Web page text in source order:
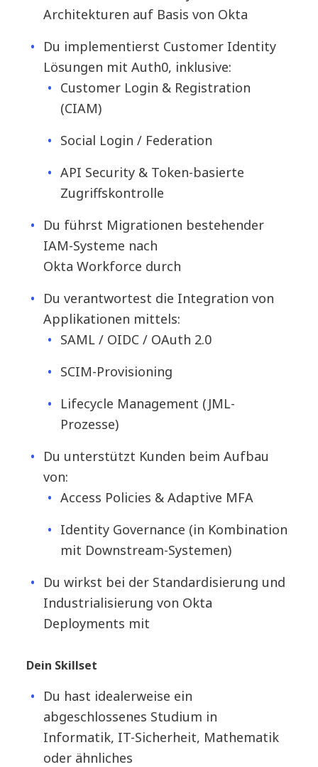
Architekturen auf Basis von Okta
Du implementierst Customer Identity
Lösungen mit Auth0, inklusive:
Customer Login & Registration
(CIAM)
Social Login / Federation
API Security & Token-basierte
Zugriffskontrolle
Du führst Migrationen bestehender
IAM-Systeme nach
Okta Workforce durch
Du verantwortest die Integration von
Applikationen mittels:
SAML / OIDC / OAuth 2.0
SCIM-Provisioning
Lifecycle Management (JML-
Prozesse)
Du unterstützt Kunden beim Aufbau
von:
Access Policies & Adaptive MFA
Identity Governance (in Kombination
mit Downstream-Systemen)
Du wirkst bei der Standardisierung und
Industrialisierung von Okta
Deployments mit
Dein Skillset
Du hast idealerweise ein
abgeschlossenes Studium in
Informatik, IT-Sicherheit, Mathematik
oder ähnliches